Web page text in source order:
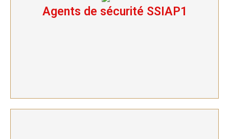
Agents de sécurité SSIAP1
Agents de sécurité SSIAP1